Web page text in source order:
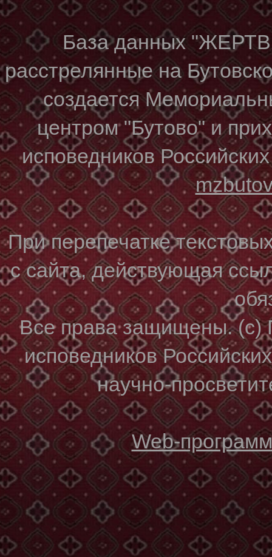
База данных
расстрелянные на
создается
центром "Бутово" и
исповедников
При перепечатке
с сайта, действующая
Все права защищены. (с)
исповедников
научно-
Web-